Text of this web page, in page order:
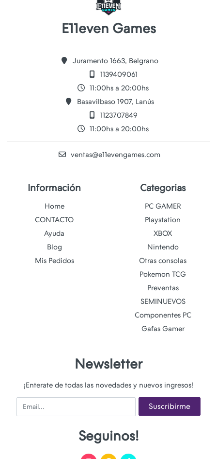
E11even Games
Juramento 1663, Belgrano
1139409061
11:00hs a 20:00hs
Basavilbaso 1907, Lanús
1123707849
11:00hs a 20:00hs
ventas@e11evengames.com
Información
Home
CONTACTO
Ayuda
Blog
Mis Pedidos
Categorias
PC GAMER
Playstation
XBOX
Nintendo
Otras consolas
Pokemon TCG
Preventas
SEMINUEVOS
Componentes PC
Gafas Gamer
Newsletter
¡Enterate de todas las novedades y nuevos ingresos!
Email Suscribirme
Seguinos!